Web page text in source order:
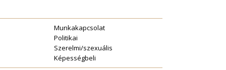
Munkakapcsolat
Politikai
Szerelmi/szexuális
Képességbeli